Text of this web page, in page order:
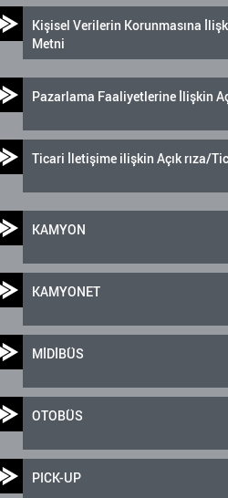
Kişisel Verilerin Korunmasına
Metni
Pazarlama Faaliyetlerine İlişkin
Ticari İletişime ilişkin Açık rıza/
KAMYON
KAMYONET
MİDİBÜS
OTOBÜS
PICK-UP